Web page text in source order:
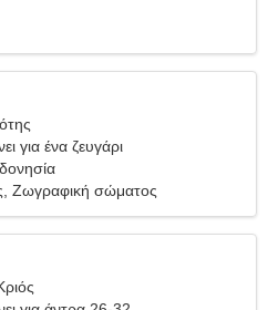
για ένα ζευγάρι
Ζωγραφική σώματος